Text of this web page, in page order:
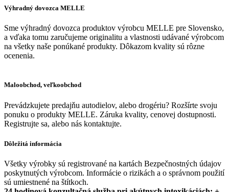
Výhradný dovozca MELLE
Sme výhradný dovozca produktov výrobcu MELLE pre Slovensko,
a vďaka tomu zaručujeme originalitu a vlastnosti udávané výrobcom
na všetky naše ponúkané produkty. Dôkazom kvality sú rôzne
ocenenia.
Maloobchod, veľkoobchod
Prevádzkujete predajňu autodielov, alebo drogériu? Rozšírte svoju
ponuku o produkty MELLE. Záruka kvality, cenovej dostupnosti.
Registrujte sa, alebo nás kontaktujte.
Dôležitá informácia
Všetky výrobky sú registrované na kartách Bezpečnostných údajov
poskytnutých výrobcom. Informácie o rizikách a o správnom použití
sú umiestnené na štítkoch.